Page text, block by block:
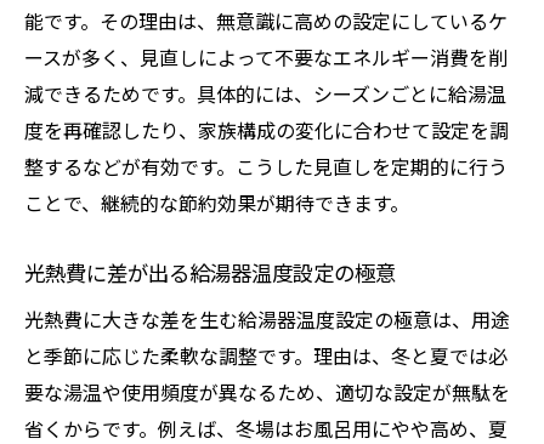
能です。その理由は、無意識に高めの設定にしているケ
ースが多く、見直しによって不要なエネルギー消費を削
減できるためです。具体的には、シーズンごとに給湯温
度を再確認したり、家族構成の変化に合わせて設定を調
整するなどが有効です。こうした見直しを定期的に行う
ことで、継続的な節約効果が期待できます。
光熱費に差が出る給湯器温度設定の極意
光熱費に大きな差を生む給湯器温度設定の極意は、用途
と季節に応じた柔軟な調整です。理由は、冬と夏では必
要な湯温や使用頻度が異なるため、適切な設定が無駄を
省くからです。例えば、冬場はお風呂用にやや高め、夏